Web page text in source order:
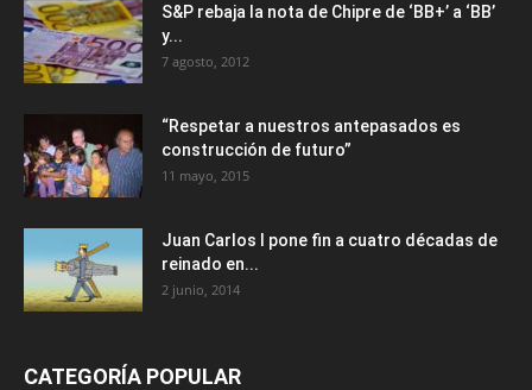
S&P rebaja la nota de Chipre de ‘BB+’ a ‘ВВ’
y...
7 agosto, 2012
“Respetar a nuestros antepasados es
construcción de futuro”
11 mayo, 2015
Juan Carlos I pone fin a cuatro décadas de
reinado en...
2 junio, 2014
CATEGORÍA POPULAR